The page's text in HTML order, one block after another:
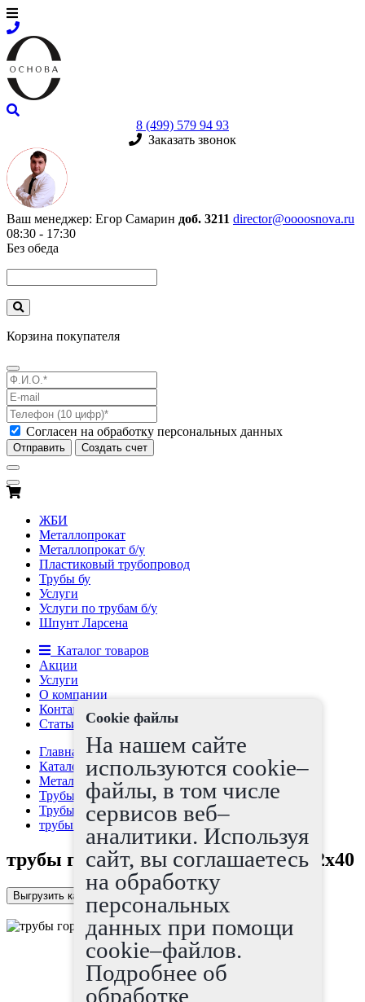
8 (499) 579 94 93
Заказать звонок
Ваш менеджер: Егор Самарин доб. 3211 director@oooosnova.ru
08:30 - 17:30
Без обеда
Корзина покупателя
Согласен на обработку персональных данных
Отправить Создать счет
ЖБИ
Металлопрокат
Металлопрокат б/у
Пластиковый трубопровод
Трубы бу
Услуги
Услуги по трубам б/у
Шпунт Ларсена
Каталог товаров
Акции
Услуги
О компании
Контакты
Статьи
Главная страница
Каталог
Металлопрокат
Трубы
Трубы г/д
трубы горячедеформированные 152x40
трубы горячедеформированные 152x40
Выгрузить каталог в Excel
Cookie файлы
На нашем сайте
используются cookie–
файлы, в том числе
сервисов веб–
аналитики. Используя
сайт, вы соглашаетесь
на обработку
персональных
данных при помощи
cookie–файлов.
Подробнее об
обработке